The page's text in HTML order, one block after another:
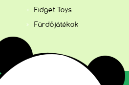
Fidget Toys
Fürdőjátékok